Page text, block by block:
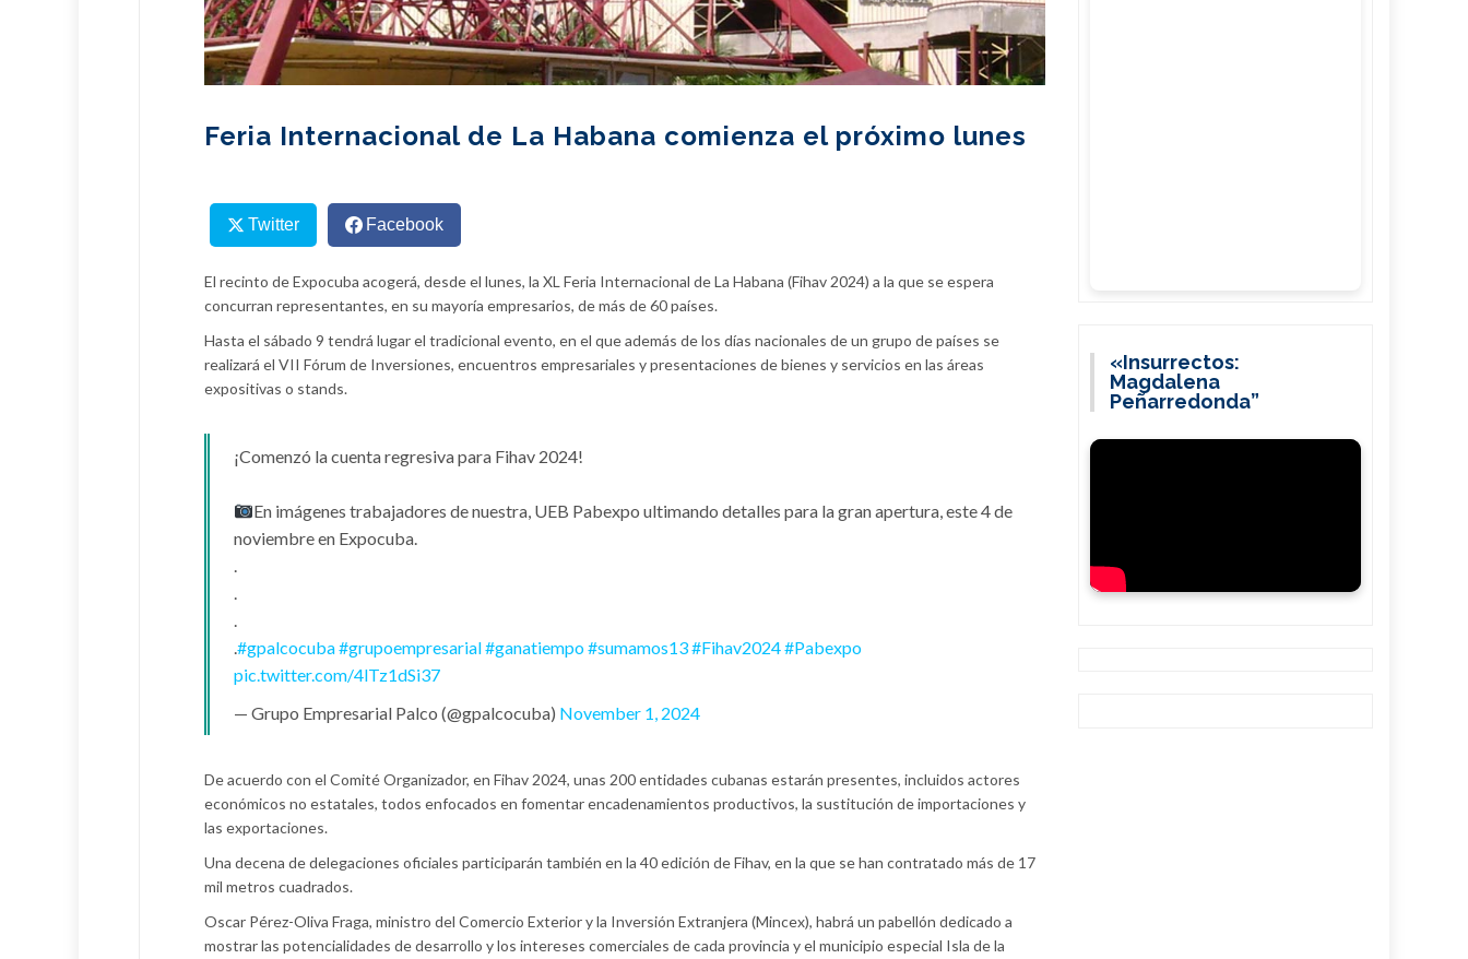
Feria Internacional de La Habana comienza el próximo lunes
Twitter Facebook
El recinto de Expocuba acogerá, desde el lunes, la XL Feria Internacional de La Habana (Fihav 2024) a la que se espera
concurran representantes, en su mayoría empresarios, de más de 60 países.
Hasta el sábado 9 tendrá lugar el tradicional evento, en el que además de los días nacionales de un grupo de países se
realizará el VII Fórum de Inversiones, encuentros empresariales y presentaciones de bienes y servicios en las áreas
expositivas o stands.
¡Comenzó la cuenta regresiva para Fihav 2024!
En imágenes trabajadores de nuestra, UEB Pabexpo ultimando detalles para la gran apertura, este 4 de
noviembre en Expocuba.
.
.
.
.#gpalcocuba#grupoempresarial#ganatiempo#sumamos13#Fihav2024#Pabexpo
pic.twitter.com/4lTz1dSi37
— Grupo Empresarial Palco (@gpalcocuba) November 1, 2024
De acuerdo con el Comité Organizador, en Fihav 2024, unas 200 entidades cubanas estarán presentes, incluidos actores
económicos no estatales, todos enfocados en fomentar encadenamientos productivos, la sustitución de importaciones y
las exportaciones.
Una decena de delegaciones oficiales participarán también en la 40 edición de Fihav, en la que se han contratado más de 17
mil metros cuadrados.
Oscar Pérez-Oliva Fraga, ministro del Comercio Exterior y la Inversión Extranjera (Mincex), habrá un pabellón dedicado a
mostrar las potencialidades de desarrollo y los intereses comerciales de cada provincia y el municipio especial Isla de la
«Insurrectos:
Magdalena
Peñarredonda”